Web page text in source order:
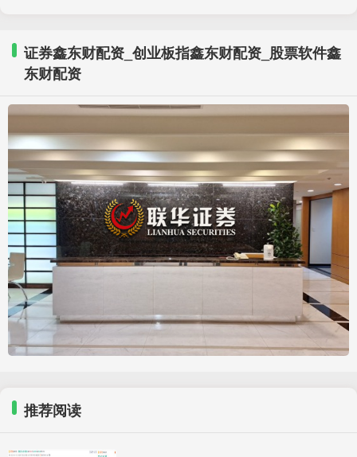
证券鑫东财配资_创业板指鑫东财配资_股票软件鑫
东财配资
推荐阅读